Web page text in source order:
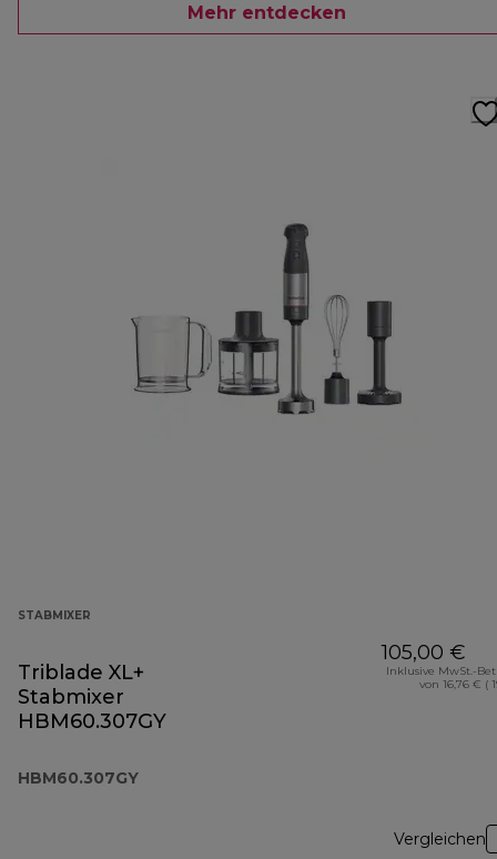
Mehr entdecken
STABMIXER
Triblade XL+
Stabmixer
HBM60.307GY
HBM60.307GY
105,00 €
Inklusive MwSt.-
von 16,76 € (
Vergleichen